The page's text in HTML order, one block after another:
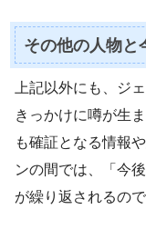
その他の人物と
上記以外にも、ジ
きっかけに噂が生
も確証となる情報
ンの間では、「今
が繰り返されるの